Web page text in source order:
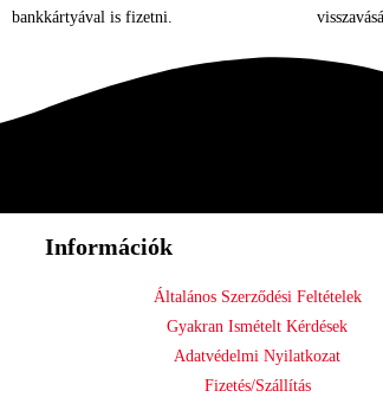
bankkártyával is fizetni.
Információk
Általános Szerződési Feltételek
Gyakran Ismételt Kérdések
Adatvédelmi Nyilatkozat
Fizetés/Szállítás